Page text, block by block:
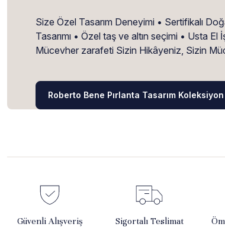
Size Özel Tasarım Deneyimi • Sertifikalı
Tasarımı • Özel taş ve altın seçimi • Usta
Mücevher zarafeti Sizin Hikâyeniz, Sizin
Roberto Bene Pırlanta Tasarım Koleksiyon
Güvenli Alışveriş Sigortalı Teslimat